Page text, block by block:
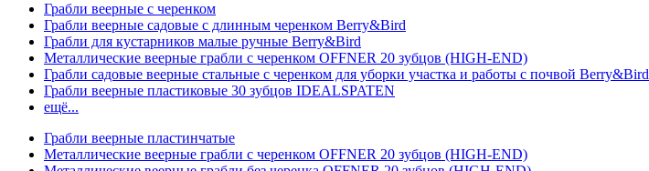
Грабли веерные с черенком
Грабли веерные садовые с длинным черенком Berry&Bird
Грабли для кустарников малые ручные Berry&Bird
Металлические веерные грабли с черенком OFFNER 20 зубцов (HIGH-END)
Грабли садовые веерные стальные с черенком для уборки участка и работы с почвой Berry&Bird
Грабли веерные пластиковые 30 зубцов IDEALSPATEN
ещё...
Грабли веерные пластинчатые
Металлические веерные грабли с черенком OFFNER 20 зубцов (HIGH-END)